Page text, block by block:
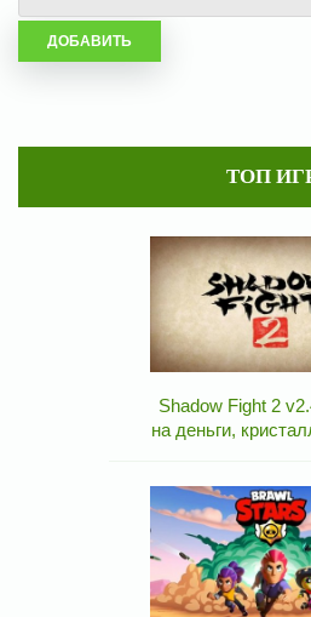
ТОП
Shadow Fight 2
на деньги,